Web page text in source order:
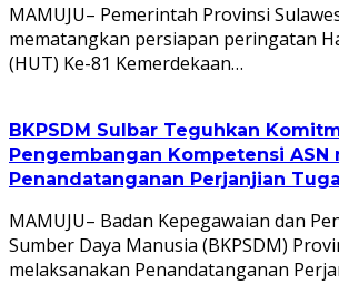
MAMUJU– Pemerintah Provinsi
mematangkan persiapan peringatan
(HUT) Ke-81 Kemerdekaan…
BKPSDM Sulbar Teguhkan
Pengembangan Kompetensi ASN
Penandatanganan Perjanjian
MAMUJU– Badan Kepegawaian dan
Sumber Daya Manusia (BKPSDM)
melaksanakan Penandatanganan